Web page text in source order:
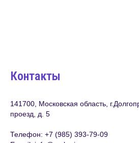
Контакты
141700, Московская область,
проезд, д. 5
Телефон: +7 (985) 393-79-09